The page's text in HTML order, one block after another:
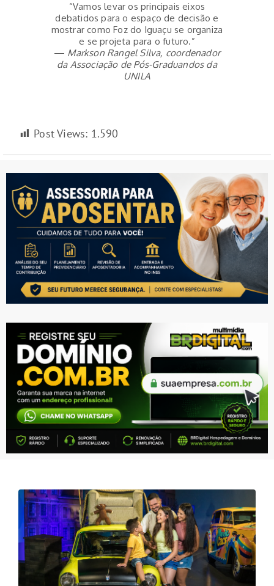
“Vamos levar os principais eixos
debatidos para o espaço de decisão e
mostrar como Foz do Iguaçu se organiza
e se projeta para o futuro.”
— Markson Rangel Silva, coordenador
da Associação de Pós-Graduandos da
UNILA
Post Views: 1.590